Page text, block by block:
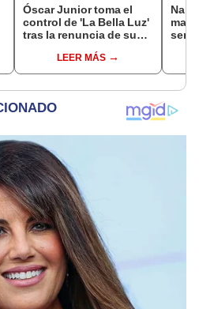
Óscar Junior toma el
control de 'La Bella Luz'
tras la renuncia de su
caso Naldy Saldaña
LEER MÁS